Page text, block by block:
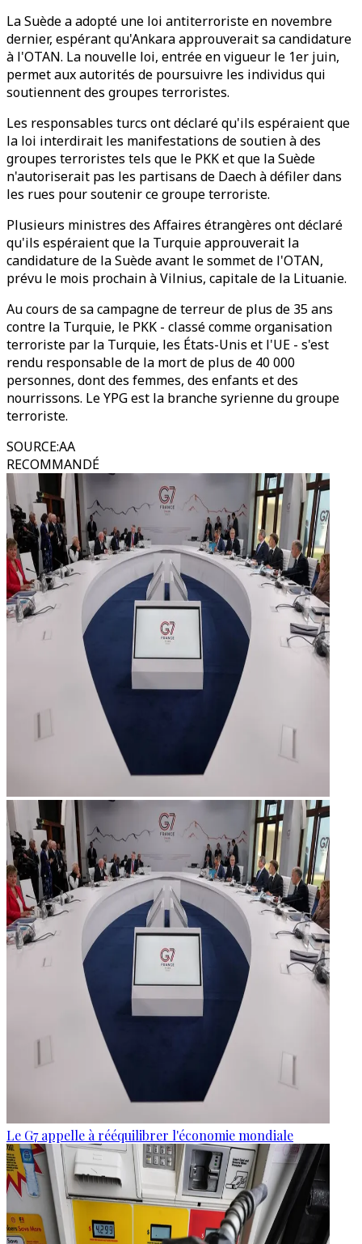
La Suède a adopté une loi antiterroriste en novembre
dernier, espérant qu'Ankara approuverait sa candidature
à l'OTAN. La nouvelle loi, entrée en vigueur le 1er juin,
permet aux autorités de poursuivre les individus qui
soutiennent des groupes terroristes.
Les responsables turcs ont déclaré qu'ils espéraient que
la loi interdirait les manifestations de soutien à des
groupes terroristes tels que le PKK et que la Suède
n'autoriserait pas les partisans de Daech à défiler dans
les rues pour soutenir ce groupe terroriste.
Plusieurs ministres des Affaires étrangères ont déclaré
qu'ils espéraient que la Turquie approuverait la
candidature de la Suède avant le sommet de l'OTAN,
prévu le mois prochain à Vilnius, capitale de la Lituanie.
Au cours de sa campagne de terreur de plus de 35 ans
contre la Turquie, le PKK - classé comme organisation
terroriste par la Turquie, les États-Unis et l'UE - s'est
rendu responsable de la mort de plus de 40 000
personnes, dont des femmes, des enfants et des
nourrissons. Le YPG est la branche syrienne du groupe
terroriste.
SOURCE:AA
RECOMMANDÉ
Le G7 appelle à rééquilibrer l'économie mondiale